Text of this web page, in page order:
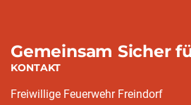
Gemeinsam Sicher
KONTAKT
Freiwillige Feuerwehr Freindorf